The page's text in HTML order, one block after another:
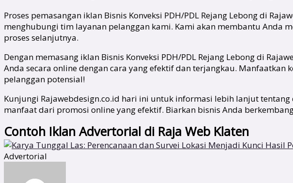
Proses pemasangan iklan Bisnis Konveksi PDH/PDL Rejang Lebong di
menghubungi tim layanan pelanggan kami. Kami akan membantu Anda
proses selanjutnya.
Dengan memasang iklan Bisnis Konveksi PDH/PDL Rejang Lebong di
Anda secara online dengan cara yang efektif dan terjangkau.
pelanggan potensial!
Kunjungi Rajawebdesign.co.id hari ini untuk informasi lebih lanjut
manfaat dari promosi online yang efektif. Biarkan bisnis Anda
Contoh Iklan Advertorial di Raja Web Klaten
Advertorial